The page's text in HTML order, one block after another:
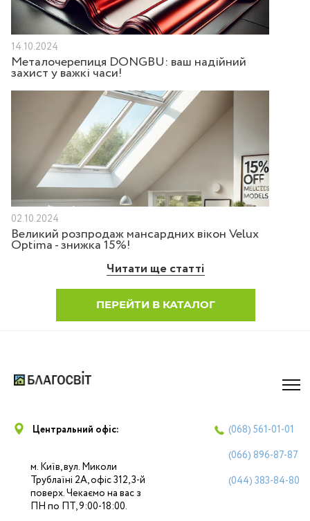
14.10.2024
Металочерепиця DONGBU: ваш надійний
захист у важкі часи!
02.10.2024
Великий розпродаж мансардних вікон Velux
Optima - знижка 15%!
Читати ще статті
ПЕРЕЙТИ В КАТАЛОГ
Центральний офіс:
м. Київ, вул. Миколи
Трублаїні 2А, офіс 312, 3-й
поверх. Чекаємо на вас з
ПН по ПТ, 9:00-18:00.
(068) 561-01-01
(066) 896-87-87
(044) 383-84-80